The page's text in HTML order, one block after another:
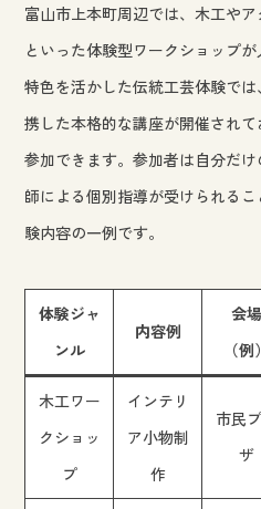
富山市上本町周辺では、木工や
といった体験型ワークショップ
特色を活かした伝統工芸体験で
携した本格的な講座が開催され
参加できます。参加者は自分だ
師による個別指導が受けられる
験内容の一例です。
体験ジャ
ンル
内容例
会場
（例）
木工ワー
クショッ
プ
インテリ
ア小物制
作
市民
ザ